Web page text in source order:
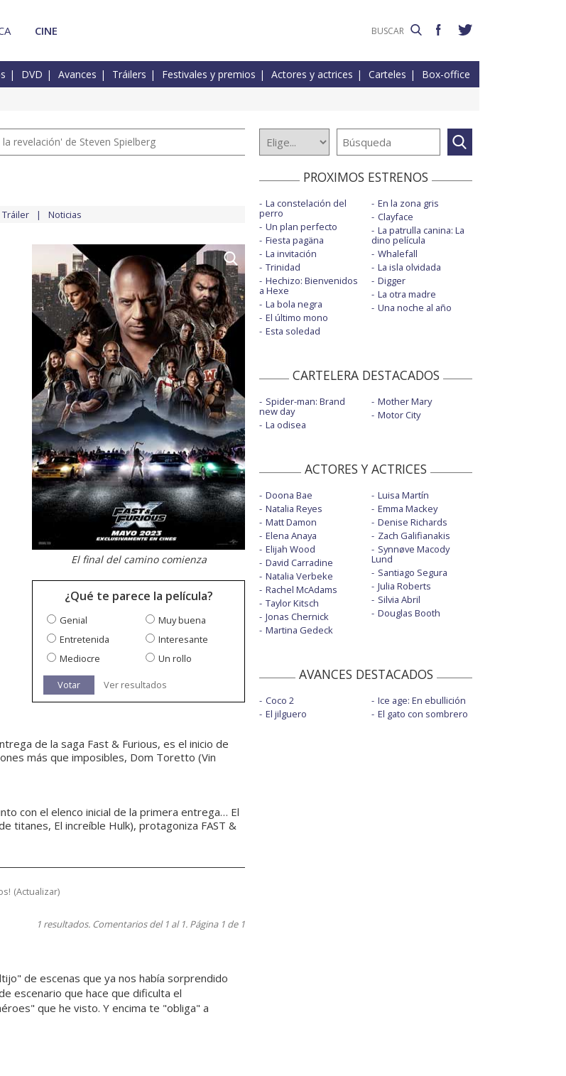
CINE
DVD Avances Tráilers Festivales y premios Actores y actrices Carteles Box-office
revelación' de Steven Spielberg
Tráiler Noticias
El final del camino comienza
¿Qué te parece la película?
Genial
Muy buena
Entretenida
Interesante
Mediocre
Un rollo
Votar Ver resultados
de la saga Fast & Furious, es el inicio de
más que imposibles, Dom Toretto (Vin
con el elenco inicial de la primera entrega… El
titanes, El increíble Hulk), protagoniza FAST &
(Actualizar)
1 resultados. Comentarios del 1 al 1. Página 1 de 1
de escenas que ya nos había sorprendido
escenario que hace que dificulta el
que he visto. Y encima te "obliga" a
PROXIMOS ESTRENOS
La constelación del
perro
Un plan perfecto
Fiesta pagäna
La invitación
Trinidad
Hechizo: Bienvenidos
a Hexe
La bola negra
El último mono
Esta soledad
En la zona gris
Clayface
La patrulla canina: La
dino película
Whalefall
La isla olvidada
Digger
La otra madre
Una noche al año
CARTELERA DESTACADOS
Spider-man: Brand
new day
La odisea
Mother Mary
Motor City
ACTORES Y ACTRICES
Doona Bae
Natalia Reyes
Matt Damon
Elena Anaya
Elijah Wood
David Carradine
Natalia Verbeke
Rachel McAdams
Taylor Kitsch
Jonas Chernick
Martina Gedeck
Luisa Martín
Emma Mackey
Denise Richards
Zach Galifianakis
Synnøve Macody
Lund
Santiago Segura
Julia Roberts
Silvia Abril
Douglas Booth
AVANCES DESTACADOS
Coco 2
El jilguero
Ice age: En ebullición
El gato con sombrero